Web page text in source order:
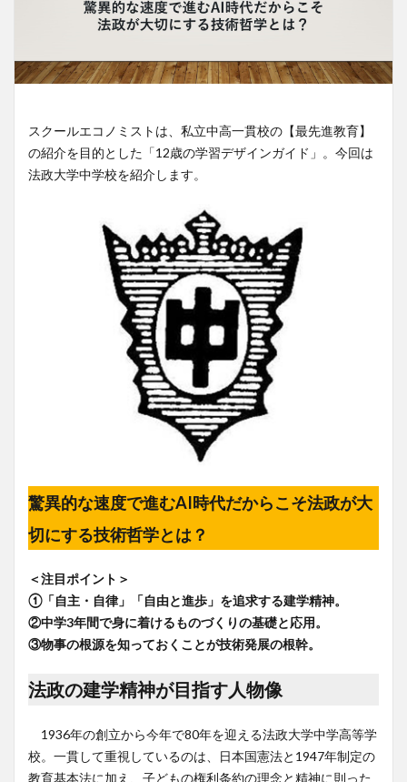
スクールエコノミストは、私立中高一貫校の【最先進教育】
の紹介を目的とした「12歳の学習デザインガイド」。今回は
法政大学中学校を紹介します。
驚異的な速度で進むAI時代だからこそ法政が大
切にする技術哲学とは？
＜注目ポイント＞
①「自主・自律」「自由と進歩」を追求する建学精神。
②中学3年間で身に着けるものづくりの基礎と応用。
③物事の根源を知っておくことが技術発展の根幹。
法政の建学精神が目指す人物像
1936年の創立から今年で80年を迎える法政大学中学高等学
校。一貫して重視しているのは、日本国憲法と1947年制定の
教育基本法に加え、子どもの権利条約の理念と精神に則った